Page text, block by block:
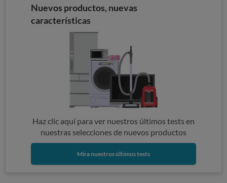
Nuevos productos, nuevas
características
Haz clic aquí para ver nuestros últimos tests en
nuestras selecciones de nuevos productos
Mira nuestros últimos tests